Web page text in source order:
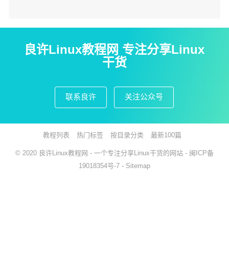
良许Linux教程网 专注分享Linux
干货
联系良许 关注公众号
教程列表 热门标签 按目录分类 最新100篇
© 2020 良许Linux教程网 - 一个专注分享Linux干货的网站 - 闽ICP备
19018354号-7 - Sitemap